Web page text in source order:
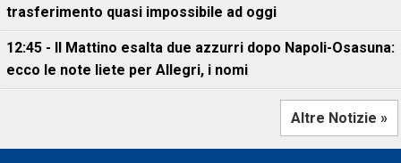
trasferimento quasi impossibile ad oggi
12:45 - Il Mattino esalta due azzurri dopo Napoli-Osasuna:
ecco le note liete per Allegri, i nomi
Altre Notizie »